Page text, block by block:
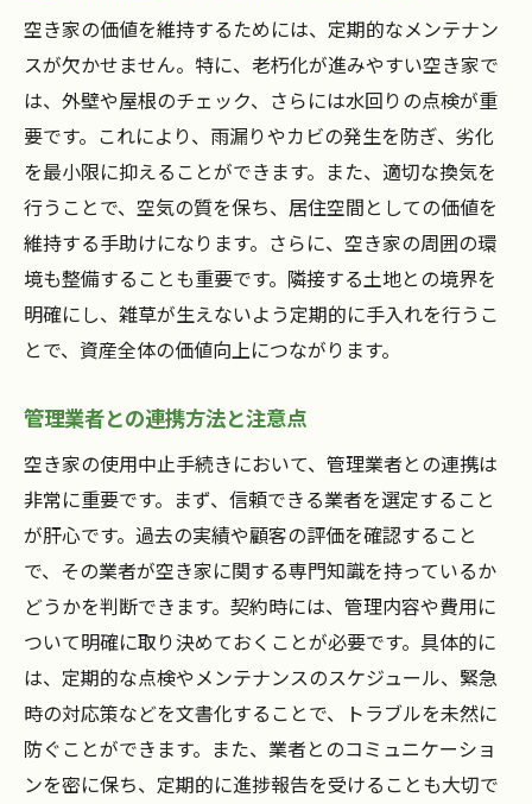
空き家の価値を維持するためには、定期的なメンテナン
スが欠かせません。特に、老朽化が進みやすい空き家で
は、外壁や屋根のチェック、さらには水回りの点検が重
要です。これにより、雨漏りやカビの発生を防ぎ、劣化
を最小限に抑えることができます。また、適切な換気を
行うことで、空気の質を保ち、居住空間としての価値を
維持する手助けになります。さらに、空き家の周囲の環
境も整備することも重要です。隣接する土地との境界を
明確にし、雑草が生えないよう定期的に手入れを行うこ
とで、資産全体の価値向上につながります。
管理業者との連携方法と注意点
空き家の使用中止手続きにおいて、管理業者との連携は
非常に重要です。まず、信頼できる業者を選定すること
が肝心です。過去の実績や顧客の評価を確認すること
で、その業者が空き家に関する専門知識を持っているか
どうかを判断できます。契約時には、管理内容や費用に
ついて明確に取り決めておくことが必要です。具体的に
は、定期的な点検やメンテナンスのスケジュール、緊急
時の対応策などを文書化することで、トラブルを未然に
防ぐことができます。また、業者とのコミュニケーショ
ンを密に保ち、定期的に進捗報告を受けることも大切で